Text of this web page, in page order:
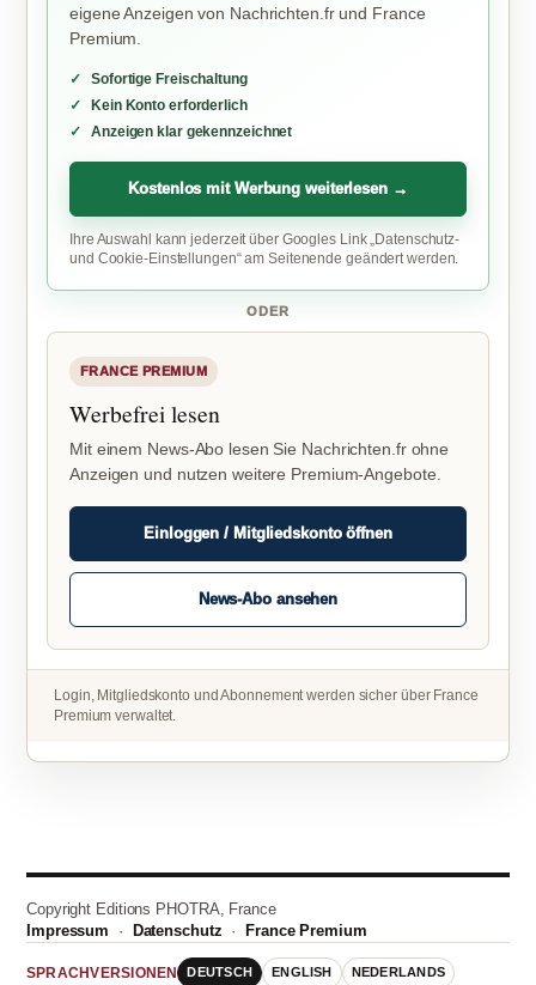
eigene Anzeigen von Nachrichten.fr und France
Premium.
Sofortige Freischaltung
Kein Konto erforderlich
Anzeigen klar gekennzeichnet
Kostenlos mit Werbung weiterlesen →
Ihre Auswahl kann jederzeit über Googles Link „Datenschutz-
und Cookie-Einstellungen“ am Seitenende geändert werden.
ODER
FRANCE PREMIUM
Werbefrei lesen
Mit einem News-Abo lesen Sie Nachrichten.fr ohne
Anzeigen und nutzen weitere Premium-Angebote.
Einloggen / Mitgliedskonto öffnen
News-Abo ansehen
Login, Mitgliedskonto und Abonnement werden sicher über France
Premium verwaltet.
Copyright Editions PHOTRA, France
Impressum · Datenschutz ·France Premium
SPRACHVERSIONEN DEUTSCH ENGLISH NEDERLANDS